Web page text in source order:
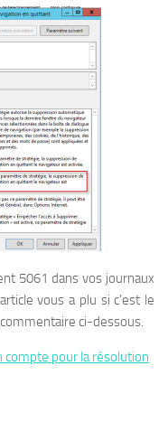
5061 dans vos journaux
vous a plu si c’est le
ci-dessous.
compte pour la résolution